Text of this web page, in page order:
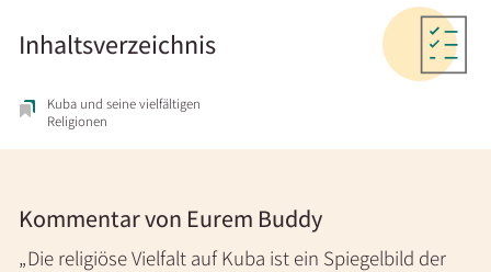
Inhaltsverzeichnis
Kuba und seine vielfältigen
Religionen
Kommentar von Eurem Buddy
Die religiöse Vielfalt auf Kuba ist ein Spiegelbild der